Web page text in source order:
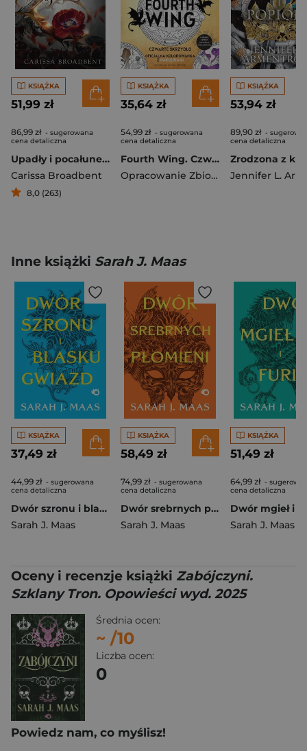
KSIĄŻKA
51,99 zł
86,99 zł - sugerowana
cena detaliczna
Upadły i pocałunek mroku
Carissa Broadbent
8,0 (263)
KSIĄŻKA
35,64 zł
54,99 zł - sugerowana
cena detaliczna
Fourth Wing. Czwarte Skrzydło: Oficjalna kolorowanka z naklejkami
Opracowanie Zbiorowe
KSIĄŻKA
53,94 zł
89,90 zł -
cena detaliczna
Inne książki Sarah J. Maas
KSIĄŻKA
37,49 zł
44,99 zł - sugerowana
cena detaliczna
Dwór szronu i blasku gwiazd. Dwór cierni i róż. Tom 4 wyd. 2026
Sarah J. Maas
KSIĄŻKA
58,49 zł
74,99 zł - sugerowana
cena detaliczna
Dwór srebrnych płomieni. Dwór cierni i róż. Tom 5 wyd. 2026
Sarah J. Maas
KSIĄŻKA
51,49 zł
64,99 zł -
cena detaliczna
Sarah J. Maas
Oceny i recenzje książki Zabójczyni.
Szklany Tron. Opowieści wyd. 2025
Średnia ocen:
~ /10
Liczba ocen:
0
Powiedz nam, co myślisz!